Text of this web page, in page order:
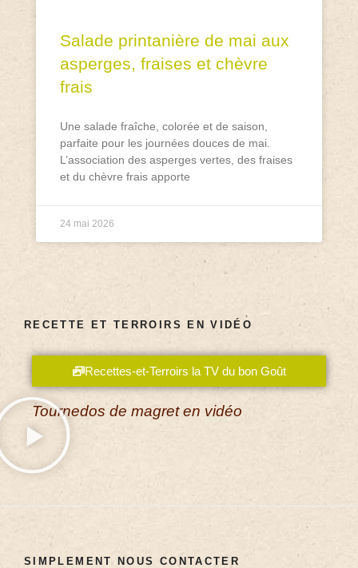
Salade printanière de mai aux
asperges, fraises et chèvre
frais
Une salade fraîche, colorée et de saison,
parfaite pour les journées douces de mai.
L’association des asperges vertes, des fraises
et du chèvre frais apporte
24 mai 2026
RECETTE ET TERROIRS EN VIDÉO
Recettes-et-Terroirs la TV du bon Goût
Tournedos de magret en vidéo
SIMPLEMENT NOUS CONTACTER